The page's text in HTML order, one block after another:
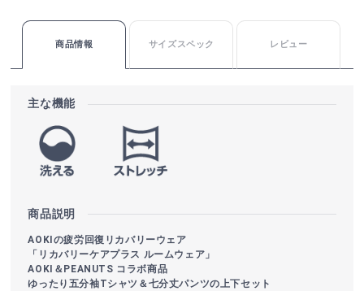
商品情報 サイズスペック レビュー
主な機能
商品説明
AOKIの疲労回復リカバリーウェア
「リカバリーケアプラス ルームウェア」
AOKI＆PEANUTS コラボ商品
ゆったり五分袖Tシャツ＆七分丈パンツの上下セット